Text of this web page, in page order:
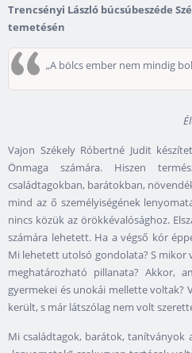
Trencsényi László búcsúbeszéde
temetésén
„A bölcs ember nem mindig
Vajon Székely Róbertné Judit
Önmaga számára. Hiszen
családtagokban, barátokban,
mind az ő személyiségének
nincs közük az örökkévalósághoz.
számára lehetett. Ha a végső kór
Mi lehetett utolsó gondolata? S
meghatározható pillanata? Akkor,
gyermekei és unokái mellette voltak?
került, s már látszólag nem volt
Mi családtagok, barátok,